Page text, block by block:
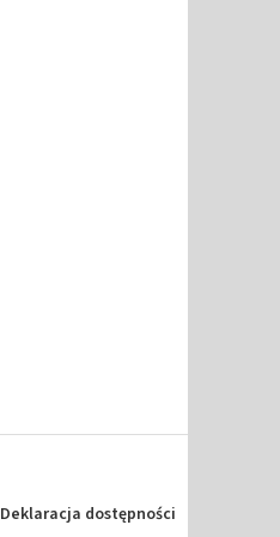
Deklaracja dostępności